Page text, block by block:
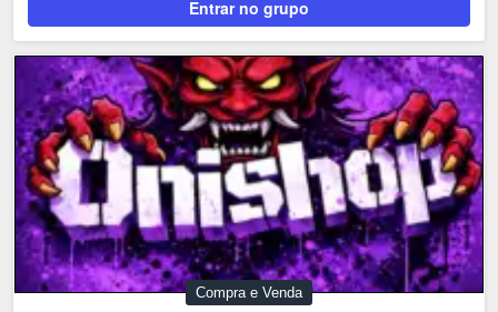
Entrar no grupo
Compra e Venda